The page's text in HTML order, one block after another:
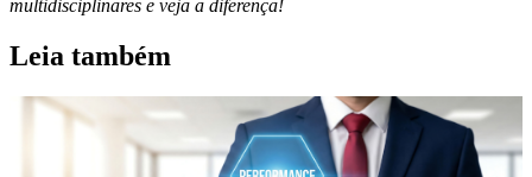
multidisciplinares e veja a diferença!
Leia também